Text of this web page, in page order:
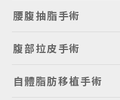
腰腹抽脂手術
腹部拉皮手術
自體脂肪移植手術